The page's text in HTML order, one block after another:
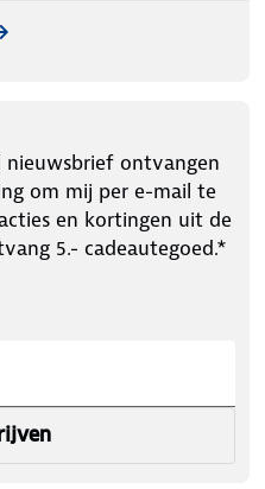
nieuwsbrief ontvangen
om mij per e-mail te
en kortingen uit de
5.- cadeautegoed.*